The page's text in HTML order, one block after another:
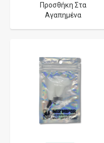
Προσθήκη Στα
Αγαπημένα